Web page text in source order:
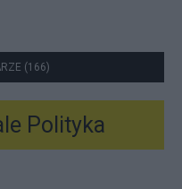
(166)
Polityka